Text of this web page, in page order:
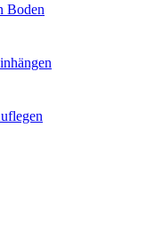
Boden